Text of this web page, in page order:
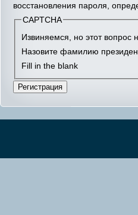
восстановления пароля,
CAPTCHA
Извиняемся, но этот
Назовите фамилию
Fill in the blank